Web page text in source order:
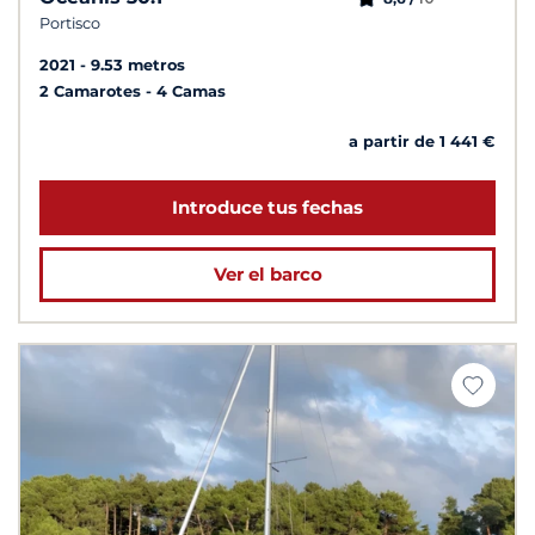
Portisco
2021
9.53 metros
2 Camarotes
4 Camas
a partir de 1 441 €
Introduce tus fechas
Ver el barco